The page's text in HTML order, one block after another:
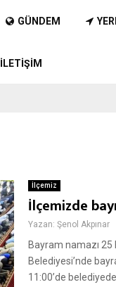
GÜNDEM
İLETIŞIM
İlçemiz
İlçemizde
Yazan: Şenol Akpınar
Bayram namazı 25
Belediyesi’nde
11:00’de